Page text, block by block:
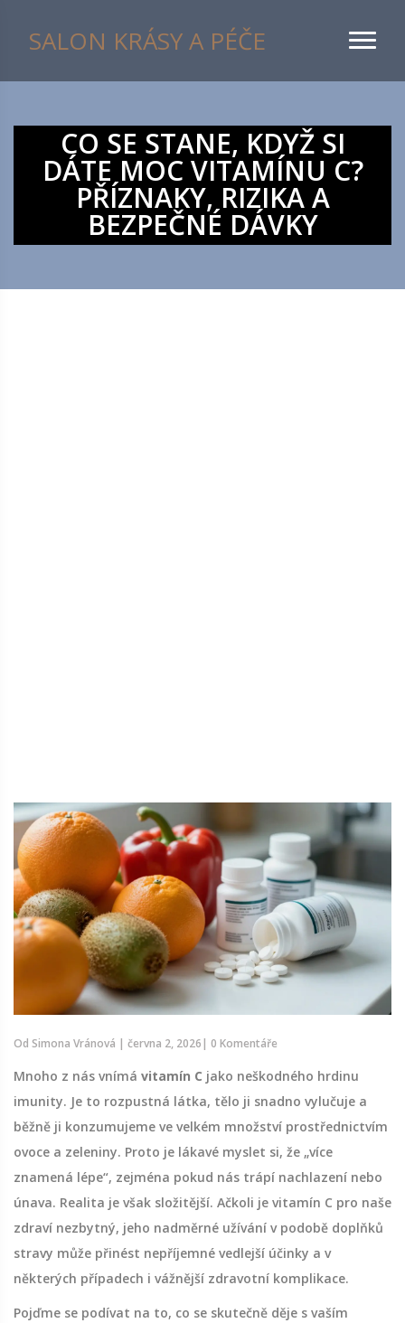
SALON KRÁSY A PÉČE
CO SE STANE, KDYŽ SI
DÁTE MOC VITAMÍNU C?
PŘÍZNAKY, RIZIKA A
BEZPEČNÉ DÁVKY
Od Simona Vránová | června 2, 2026| 0 Komentáře
Mnoho z nás vnímá vitamín C jako neškodného hrdinu
imunity. Je to rozpustná látka, tělo ji snadno vylučuje a
běžně ji konzumujeme ve velkém množství prostřednictvím
ovoce a zeleniny. Proto je lákavé myslet si, že „více
znamená lépe“, zejména pokud nás trápí nachlazení nebo
únava. Realita je však složitější. Ačkoli je vitamín C pro naše
zdraví nezbytný, jeho nadměrné užívání v podobě doplňků
stravy může přinést nepříjemné vedlejší účinky a v
některých případech i vážnější zdravotní komplikace.
Pojďme se podívat na to, co se skutečně děje s vaším